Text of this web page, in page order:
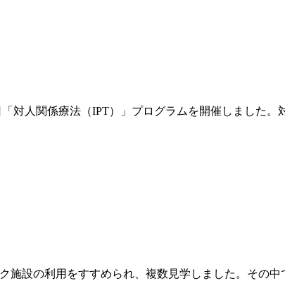
人関係療法（IPT）」プログラムを開催しました。
設の利用をすすめられ、複数見学しました。その